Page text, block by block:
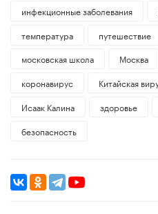
инфекционные заболевания
температура
путешествие
московская школа
Москва
коронавирус
Китайская
Исаак Калина
здоровье
безопасность